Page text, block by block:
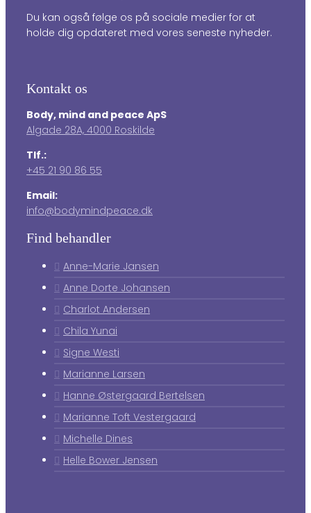
Du kan også følge os på sociale medier for at
holde dig opdateret med vores seneste nyheder.
Kontakt os
Body, mind and peace ApS
Algade 28A, 4000 Roskilde
Tlf.:
+45 21 90 86 55
Email:
info@bodymindpeace.dk
Find behandler
Anne-Marie Jansen
Anne Dorte Johansen
Charlot Andersen
Chila Yunai
Signe Westi
Marianne Larsen
Hanne Østergaard Bertelsen
Marianne Toft Vestergaard
Michelle Dines
Helle Bower Jensen